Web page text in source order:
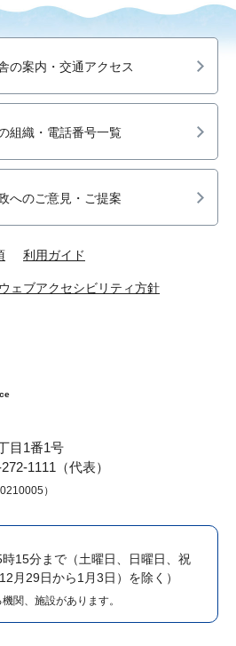
の案内・交通アクセス
組織・電話番号一覧
へのご意見・ご提案
利用ガイド
ウェブアクセシビリティ方針
目1番1号
1111（代表）
）
15分まで （土曜日、日曜日、祝
月29日から1月3日）を除く）
関、施設があります。